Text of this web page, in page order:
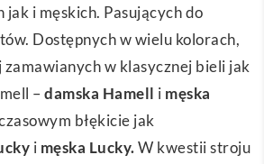
i męskich. Pasujących do
Dostępnych w wielu kolorach,
w klasycznej bieli jak
–damska Hamell i męska
błękicie jak
i męska Lucky.W kwestii stroju